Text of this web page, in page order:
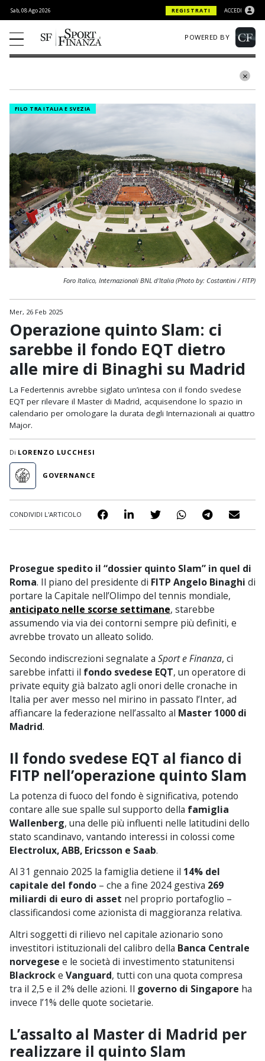
Sab, 08 Ago 2026 REGISTRATI ACCEDI
POWERED BY
Mer, 26 Feb 2025
Operazione quinto Slam: ci
sarebbe il fondo EQT dietro
alle mire di Binaghi su Madrid
La Federtennis avrebbe siglato un’intesa con il fondo svedese
EQT per rilevare il Master di Madrid, acquisendone lo spazio in
calendario per omologare la durata degli Internazionali ai quattro
Major.
Di LORENZO LUCCHESI
GOVERNANCE
CONDIVIDI L'ARTICOLO
FILO TRA ITALIA E SVEZIA
Foro Italico, Internazionali BNL d'Italia (Photo by: Costantini / FITP)
Prosegue spedito il “dossier quinto Slam” in quel di
Roma. Il piano del presidente di FITP Angelo Binaghi di
portare la Capitale nell’Olimpo del tennis mondiale,
anticipato nelle scorse settimane, starebbe
assumendo via via dei contorni sempre più definiti, e
avrebbe trovato un alleato solido.
Secondo indiscrezioni segnalate a Sport e Finanza, ci
sarebbe infatti il fondo svedese EQT, un operatore di
private equity già balzato agli onori delle cronache in
Italia per aver messo nel mirino in passato l’Inter, ad
affiancare la federazione nell’assalto al Master 1000 di
Madrid.
Il fondo svedese EQT al fianco di
FITP nell’operazione quinto Slam
La potenza di fuoco del fondo è significativa, potendo
contare alle sue spalle sul supporto della famiglia
Wallenberg, una delle più influenti nelle latitudini dello
stato scandinavo, vantando interessi in colossi come
Electrolux, ABB, Ericsson e Saab.
Al 31 gennaio 2025 la famiglia detiene il 14% del
capitale del fondo– che a fine 2024 gestiva 269
miliardi di euro di asset nel proprio portafoglio –
classificandosi come azionista di maggioranza relativa.
Altri soggetti di rilievo nel capitale azionario sono
investitori istituzionali del calibro della Banca Centrale
norvegese e le società di investimento statunitensi
Blackrocke Vanguard, tutti con una quota compresa
tra il 2,5 e il 2% delle azioni. Il governo di Singapore ha
invece l’1% delle quote societarie.
L’assalto al Master di Madrid per
realizzare il quinto Slam